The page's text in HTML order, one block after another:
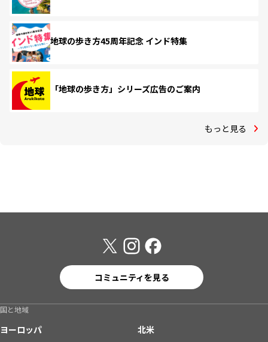
地球の歩き方45周年記念 インド特集
「地球の歩き方」シリーズ広告のご案内
もっと見る
コミュニティを見る
国と地域
ヨーロッパ
北米